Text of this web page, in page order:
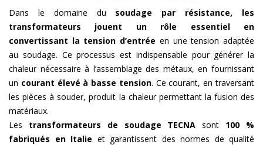
Dans le domaine du soudage par résistance, les
transformateurs jouent un rôle essentiel en
convertissant la tension d’entrée en une tension adaptée
au soudage. Ce processus est indispensable pour générer la
chaleur nécessaire à l’assemblage des métaux, en fournissant
un courant élevé à basse tension. Ce courant, en traversant
les pièces à souder, produit la chaleur permettant la fusion des
matériaux.
Les transformateurs de soudage TECNAsont 100 %
fabriqués en Italie et garantissent des normes de qualité